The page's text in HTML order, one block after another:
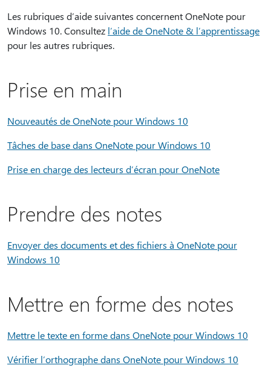
Les rubriques d’aide suivantes concernent OneNote pour
Windows 10. Consultez l’aide de OneNote & l’apprentissage
pour les autres rubriques.
Prise en main
Nouveautés de OneNote pour Windows 10
Tâches de base dans OneNote pour Windows 10
Prise en charge des lecteurs d’écran pour OneNote
Prendre des notes
Envoyer des documents et des fichiers à OneNote pour
Windows 10
Mettre en forme des notes
Mettre le texte en forme dans OneNote pour Windows 10
Vérifier l’orthographe dans OneNote pour Windows 10